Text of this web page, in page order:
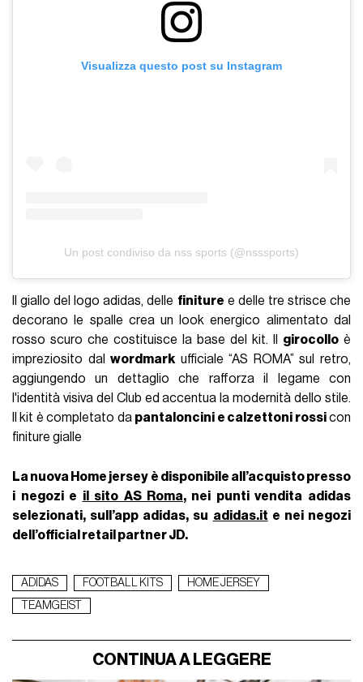
Visualizza questo post su Instagram
Un post condiviso da nss sports (@nsssports)
Il giallo del logo adidas, delle finiture e delle tre strisce che
decorano le spalle crea un look energico alimentato dal
rosso scuro che costituisce la base del kit. Il girocolloè
impreziosito dalwordmarkufficiale “AS ROMA” sul retro,
aggiungendo un dettaglio che rafforza il legame con
l'identità visiva del Club ed accentua la modernità dello stile.
Il kit è completato da pantaloncini e calzettoni rossicon
finiture gialle
La nuova Home jersey è disponibile all’acquisto presso
i negozi e il sito AS Roma, nei punti vendita adidas
selezionati, sull’app adidas, su adidas.it e nei negozi
dell’official retail partner JD.
ADIDAS FOOTBALL KITS
HOME JERSEY
TEAMGEIST
CONTINUA A LEGGERE